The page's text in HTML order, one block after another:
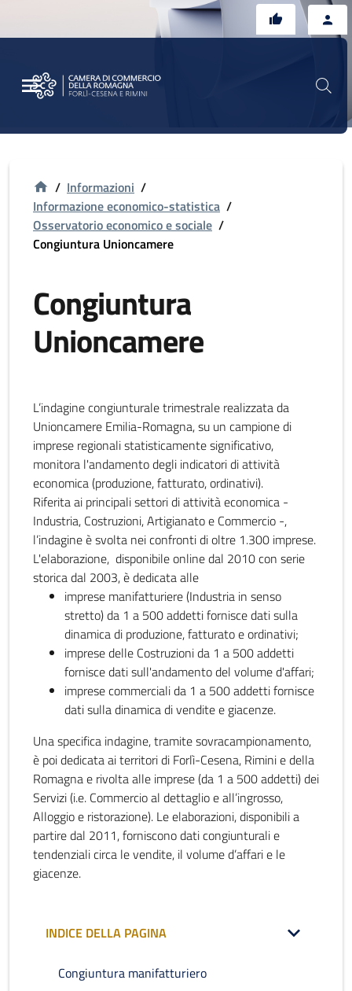
/ Informazioni /
Informazione economico-statistica /
Osservatorio economico e sociale /
Congiuntura Unioncamere
Congiuntura
Unioncamere
L’indagine congiunturale trimestrale realizzata da
Unioncamere Emilia-Romagna, su un campione di
imprese regionali statisticamente significativo,
monitora l'andamento degli indicatori di attività
economica (produzione, fatturato, ordinativi).
Riferita ai principali settori di attività economica -
Industria, Costruzioni, Artigianato e Commercio -,
l’indagine è svolta nei confronti di oltre 1.300 imprese.
L'elaborazione, disponibile online dal 2010 con serie
storica dal 2003, è dedicata alle
imprese manifatturiere (Industria in senso
stretto) da 1 a 500 addetti fornisce dati sulla
dinamica di produzione, fatturato e ordinativi;
imprese delle Costruzioni da 1 a 500 addetti
fornisce dati sull'andamento del volume d'affari;
imprese commerciali da 1 a 500 addetti fornisce
dati sulla dinamica di vendite e giacenze.
Una specifica indagine, tramite sovracampionamento,
è poi dedicata ai territori di Forlì-Cesena, Rimini e della
Romagna e rivolta alle imprese (da 1 a 500 addetti) dei
Servizi (i.e. Commercio al dettaglio e all’ingrosso,
Alloggio e ristorazione). Le elaborazioni, disponibili a
partire dal 2011, forniscono dati congiunturali e
tendenziali circa le vendite, il volume d’affari e le
giacenze.
INDICE DELLA PAGINA
Congiuntura manifatturiero